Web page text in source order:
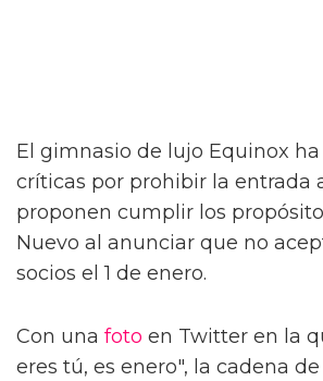
El gimnasio de lujo Equinox
críticas por prohibir la entrada
proponen cumplir los
Nuevo al anunciar que no
socios el 1 de enero.
Con una foto en Twitter en la
eres tú, es enero", la cadena